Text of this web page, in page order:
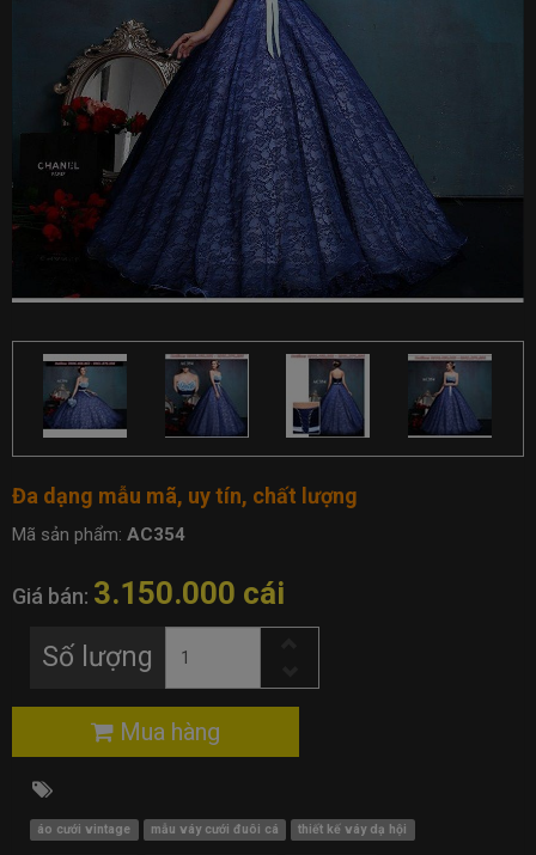
Đa dạng mẫu mã, uy tín, chất lượng
Mã sản phẩm: AC354
Giá bán: 3.150.000 cái
Số lượng
Mua hàng
áo cưới vintage mẫu váy cưới đuôi cá thiết kế váy dạ hội